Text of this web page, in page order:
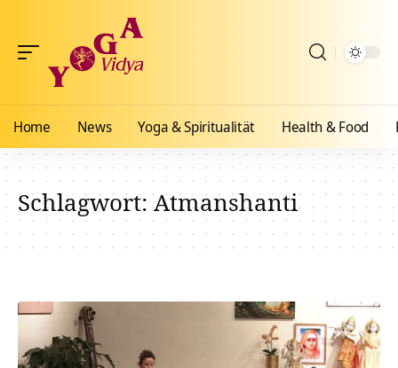
Home News Yoga & Spiritualität Health & Food
Schlagwort:Atmanshanti